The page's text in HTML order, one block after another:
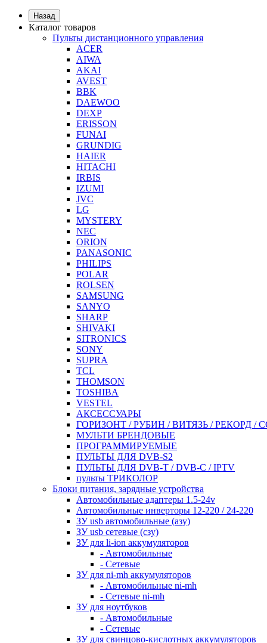
Назад
Каталог товаров
Пульты дистанционного управления
ACER
AIWA
AKAI
AVEST
BBK
DAEWOO
DEXP
ERISSON
FUNAI
GRUNDIG
HAIER
HITACHI
IRBIS
IZUMI
JVC
LG
MYSTERY
NEC
ORION
PANASONIC
PHILIPS
POLAR
ROLSEN
SAMSUNG
SANYO
SHARP
SHIVAKI
SITRONICS
SONY
SUPRA
TCL
THOMSON
TOSHIBA
VESTEL
АКСЕССУАРЫ
ГОРИЗОНТ / РУБИН / ВИТЯЗЬ / РЕКОРД /
МУЛЬТИ БРЕНДОВЫЕ
ПРОГРАММИРУЕМЫЕ
ПУЛЬТЫ ДЛЯ DVB-S2
ПУЛЬТЫ ДЛЯ DVB-T / DVB-C / IPTV
пульты ТРИКОЛОР
Блоки питания, зарядные устройства
Автомобильные адаптеры 1.5-24v
Автомобильные инверторы 12-220 / 24-220
ЗУ usb автомобильные (азу)
ЗУ usb сетевые (сзу)
ЗУ для li-ion аккумуляторов
- Автомобильные
- Сетевые
ЗУ для ni-mh аккумуляторов
- Автомобильные ni-mh
- Сетевые ni-mh
ЗУ для ноутбуков
- Автомобильные
- Сетевые
ЗУ для свинцово-кислотных аккумуляторов